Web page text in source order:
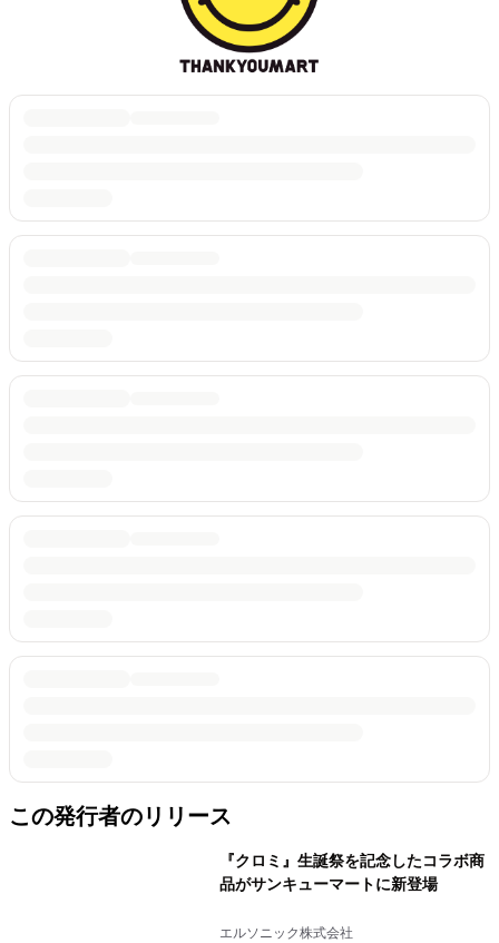
この発行者のリリース
『クロミ』生誕祭を記念したコラボ商
品がサンキューマートに新登場
エルソニック株式会社